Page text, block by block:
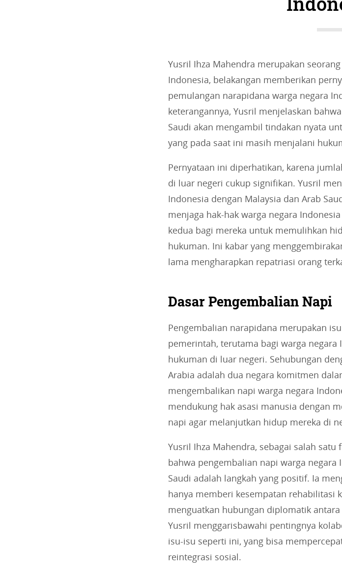
Yusril Ihza Mahendra merupakan
Indonesia, belakangan memberikan
pemulangan narapidana warga negara
keterangannya, Yusril menjelaskan
Saudi akan mengambil tindakan nyata
yang pada saat ini masih menjalani
Pernyataan ini diperhatikan, karena
di luar negeri cukup signifikan. Yusril
Indonesia dengan Malaysia dan Arab
menjaga hak-hak warga negara
kedua bagi mereka untuk memulihkan
hukuman. Ini kabar yang
lama mengharapkan repatriasi orang
Dasar Pengembalian Napi
Pengembalian narapidana merupakan
pemerintah, terutama bagi warga negara
hukuman di luar negeri. Sehubungan
Arabia adalah dua negara komitmen
mengembalikan napi warga negara
mendukung hak asasi manusia dengan
napi agar melanjutkan hidup mereka di
Yusril Ihza Mahendra, sebagai salah
bahwa pengembalian napi warga negara
Saudi adalah langkah yang positif. Ia
hanya memberi kesempatan rehabilitasi
menguatkan hubungan diplomatik
Yusril menggarisbawahi pentingnya
isu-isu seperti ini, yang bisa
reintegrasi sosial.